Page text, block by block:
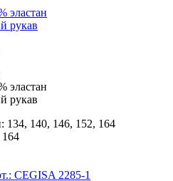
эластан
рукав
эластан
рукав
: 134, 140, 146, 152, 164
164